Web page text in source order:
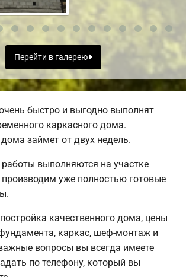
Перейти в галерею
быстро и выгодно выполнят
каркасного дома.
займет от двух недель.
выполняются на участке
уже полностью готовые
качественного дома, цены
каркас, шеф-монтаж и
вопросы вы всегда имеете
по телефону, который вы